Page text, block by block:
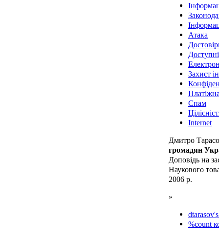
Атака
Захист
Спам
Internet
Дмитро
громадян
Доповідь на
Наукового
2006 р.
»
%count